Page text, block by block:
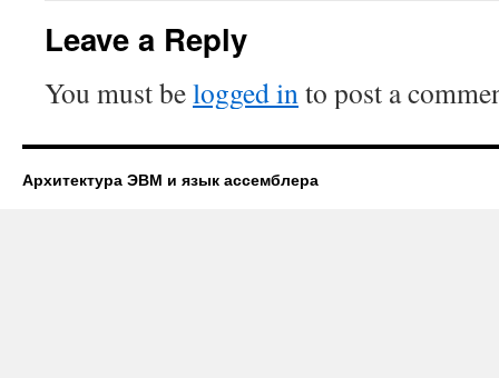
Leave a Reply
You must belogged into post a
Архитектура ЭВМ и язык ассемблера